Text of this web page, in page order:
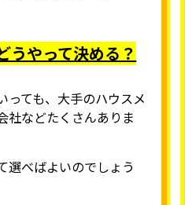
うやって決める？
っても、大手のハウスメ
社などたくさんありま
選べばよいのでしょう